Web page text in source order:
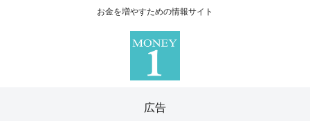
お金を増やすための情報サイト
広告